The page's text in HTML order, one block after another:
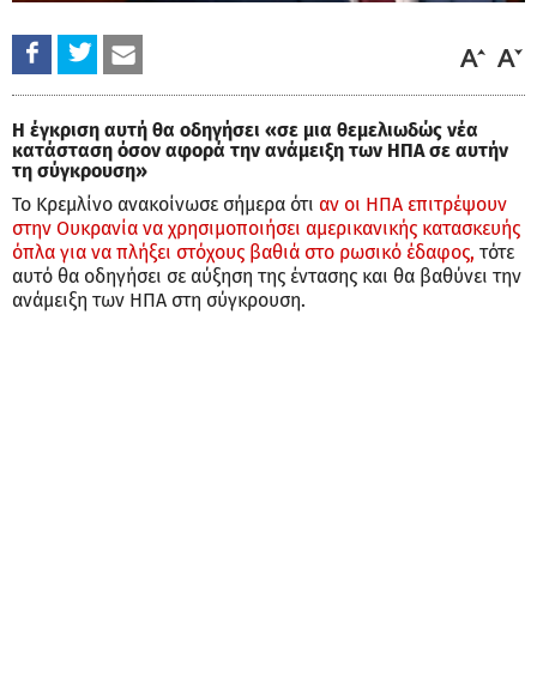
Η έγκριση αυτή θα οδηγήσει «σε μια θεμελιωδώς νέα
κατάσταση όσον αφορά την ανάμειξη των ΗΠΑ σε αυτήν
τη σύγκρουση»
Το Κρεμλίνο ανακοίνωσε σήμερα ότι αν οι ΗΠΑ επιτρέψουν
στην Ουκρανία να χρησιμοποιήσει αμερικανικής κατασκευής
όπλα για να πλήξει στόχους βαθιά στο ρωσικό έδαφος, τότε
αυτό θα οδηγήσει σε αύξηση της έντασης και θα βαθύνει την
ανάμειξη των ΗΠΑ στη σύγκρουση.